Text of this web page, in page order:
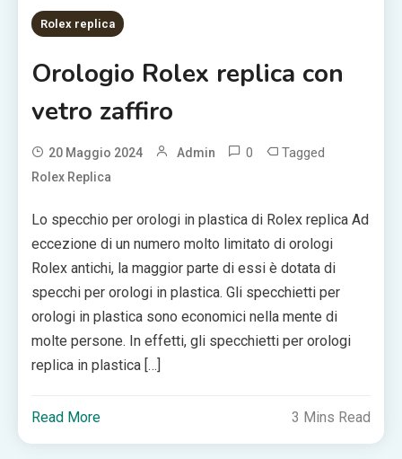
Rolex replica
Orologio Rolex replica con
vetro zaffiro
20 Maggio 2024 Admin 0 Tagged
Rolex Replica
Lo specchio per orologi in plastica di Rolex replica Ad
eccezione di un numero molto limitato di orologi
Rolex antichi, la maggior parte di essi è dotata di
specchi per orologi in plastica. Gli specchietti per
orologi in plastica sono economici nella mente di
molte persone. In effetti, gli specchietti per orologi
replica in plastica […]
Read More 3 Mins Read